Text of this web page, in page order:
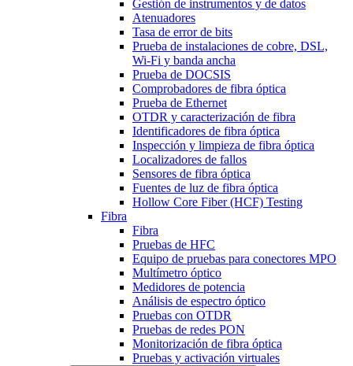
Gestión de instrumentos y de datos
Atenuadores
Tasa de error de bits
Prueba de instalaciones de cobre, DSL,
Wi-Fi y banda ancha
Prueba de DOCSIS
Comprobadores de fibra óptica
Prueba de Ethernet
OTDR y caracterización de fibra
Identificadores de fibra óptica
Inspección y limpieza de fibra óptica
Localizadores de fallos
Sensores de fibra óptica
Fuentes de luz de fibra óptica
Hollow Core Fiber (HCF) Testing
Fibra
Fibra
Pruebas de HFC
Equipo de pruebas para conectores MPO
Multímetro óptico
Medidores de potencia
Análisis de espectro óptico
Pruebas con OTDR
Pruebas de redes PON
Monitorización de fibra óptica
Pruebas y activación virtuales